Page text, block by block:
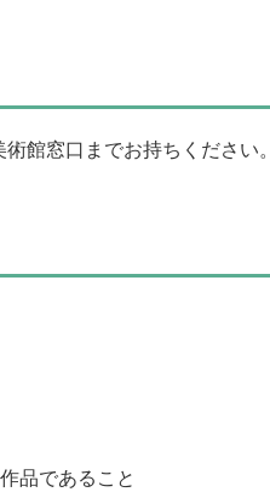
館窓口までお持ちください。
品であること